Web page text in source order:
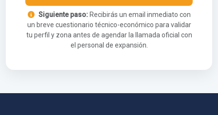
Siguiente paso:Recibirás un email inmediato con
un breve cuestionario técnico-económico para validar
tu perfil y zona antes de agendar la llamada oficial con
el personal de expansión.